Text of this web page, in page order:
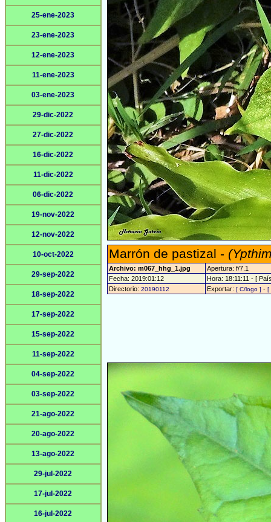
25-ene-2023
23-ene-2023
12-ene-2023
11-ene-2023
03-ene-2023
29-dic-2022
27-dic-2022
16-dic-2022
11-dic-2022
06-dic-2022
19-nov-2022
12-nov-2022
10-oct-2022
29-sep-2022
18-sep-2022
17-sep-2022
15-sep-2022
11-sep-2022
04-sep-2022
03-sep-2022
21-ago-2022
20-ago-2022
13-ago-2022
29-jul-2022
17-jul-2022
16-jul-2022
Marrón de pastizal -
Archivo: m067_hhg_1.jpg
Apertura: f/7.1
Fecha: 2019:01:12
Hora: 18:11:11 - [
Directorio: 20190112 Exportar: [ C/logo ] - [